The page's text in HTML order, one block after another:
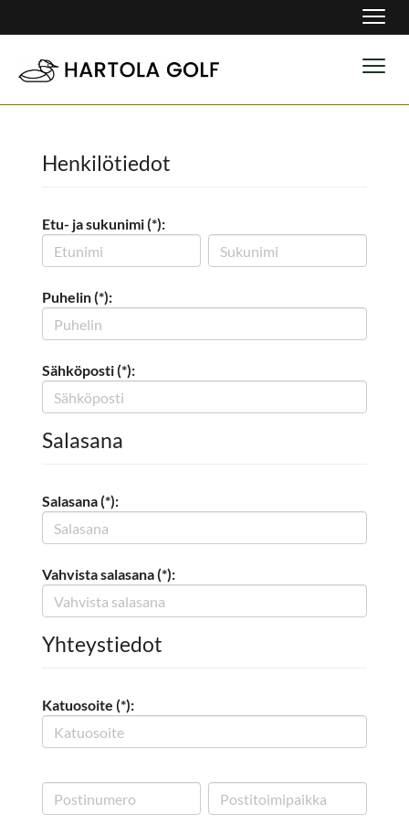
Henkilötiedot
Etu- ja sukunimi (*):
Puhelin (*):
Sähköposti (*):
Salasana
Salasana (*):
Vahvista salasana (*):
Yhteystiedot
Katuosoite (*):